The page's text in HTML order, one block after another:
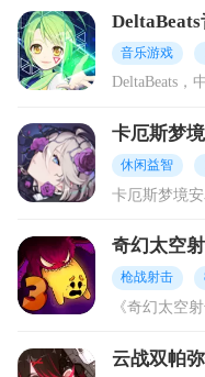
音乐游戏
卡厄斯梦
休闲益智
奇幻太空
枪战射击
云战双帕